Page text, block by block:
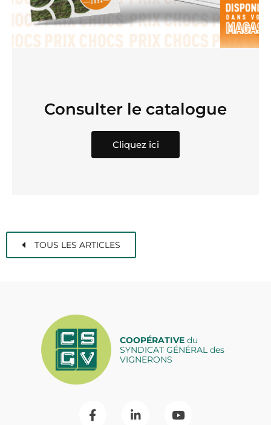
Consulter le catalogue
Cliquez ici
TOUS LES ARTICLES
COOPÉRATIVEdu
SYNDICAT GÉNÉRAL des
VIGNERONS